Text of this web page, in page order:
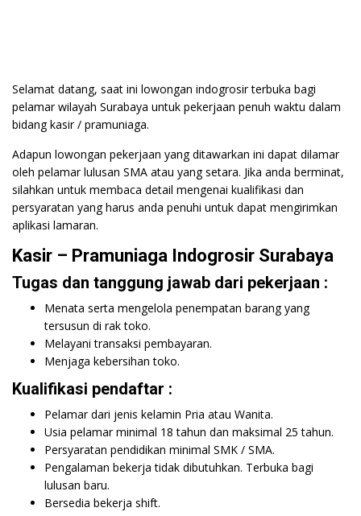
Selamat datang, saat ini lowongan indogrosir terbuka bagi
pelamar wilayah Surabaya untuk pekerjaan penuh waktu dalam
bidang kasir / pramuniaga.
Adapun lowongan pekerjaan yang ditawarkan ini dapat dilamar
oleh pelamar lulusan SMA atau yang setara. Jika anda berminat,
silahkan untuk membaca detail mengenai kualifikasi dan
persyaratan yang harus anda penuhi untuk dapat mengirimkan
aplikasi lamaran.
Kasir – Pramuniaga Indogrosir Surabaya
Tugas dan tanggung jawab dari pekerjaan :
Menata serta mengelola penempatan barang yang
tersusun di rak toko.
Melayani transaksi pembayaran.
Menjaga kebersihan toko.
Kualifikasi pendaftar :
Pelamar dari jenis kelamin Pria atau Wanita.
Usia pelamar minimal 18 tahun dan maksimal 25 tahun.
Persyaratan pendidikan minimal SMK / SMA.
Pengalaman bekerja tidak dibutuhkan. Terbuka bagi
lulusan baru.
Bersedia bekerja shift.